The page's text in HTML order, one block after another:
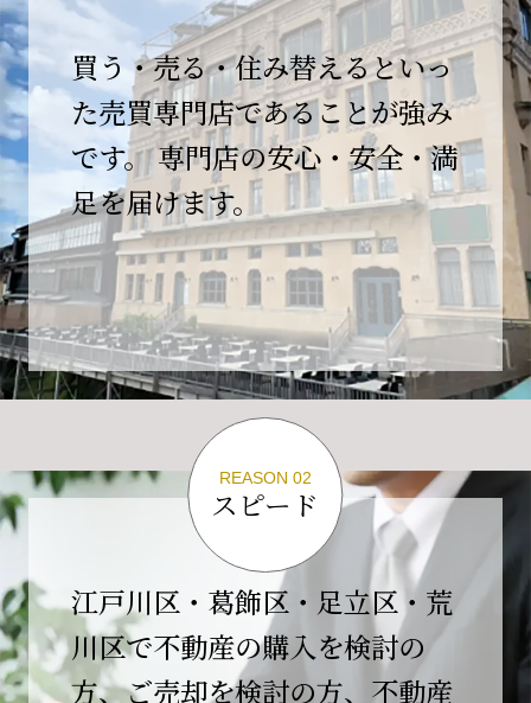
【臨時休業のお知らせ】
平素より格別のご愛顧を賜り、誠にありがとう
ございます。
誠に勝手ながら、弊社開業10周年イベント開催
の為、
４月２６日(日)は臨時休業とさせていただきま
す。
これもひとえに皆様のご支援の賜物と、心より感謝申し上
げます。
ご不便をおかけしますが、何卒よろしくお願い
いたします。
翌日より通常営業いたします。
【開業10周年のご挨拶】
平素より格別のご高配を賜り、誠にありがとう
ございます。
おかげさまで当社は、2026年2月1日をもちまし
て開業10周年を迎えることができました。
買う・売る・住み替えるといっ
た売買専門店であることが強み
です。 専門店の安心・安全・満
足を届けます。
REASON 02
スピード
江戸川区・葛飾区・足立区・荒
川区で不動産の購入を検討の
方、ご売却を検討の方、不動産